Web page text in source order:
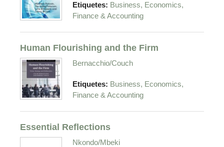
Etiquetes: Business, Economics,
Finance & Accounting
Human Flourishing and the Firm
Bernacchio/Couch
Etiquetes: Business, Economics,
Finance & Accounting
Essential Reflections
Nkondo/Mbeki